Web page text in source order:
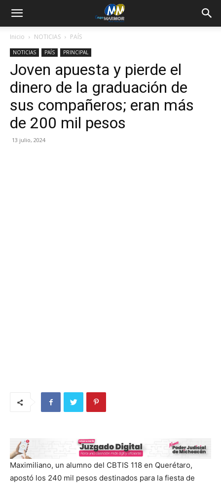
Inicio NOTICIAS PAÍS
NOTICIAS PAÍS PRINCIPAL
Joven apuesta y pierde el
dinero de la graduación de
sus compañeros; eran más
de 200 mil pesos
13 julio, 2024
Maximiliano, un alumno del CBTIS 118 en Querétaro,
apostó los 240 mil pesos destinados para la fiesta de